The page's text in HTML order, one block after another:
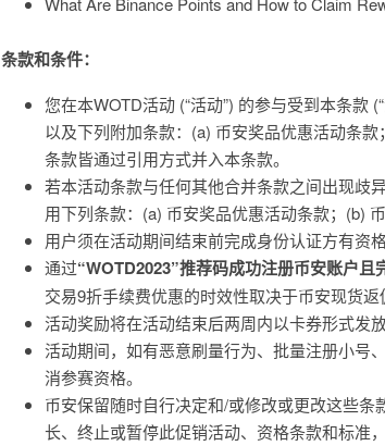
条款和条件：
您在本WOTD活动 (“活动”) 的参与受到本条款
以及下列附加条款：(a) 币安奖品优惠活动条
条款皆通过引用方式并入本条款。
若本活动条款与任何其他合并条款之间出现歧
用下列条款：(a) 币安奖品优惠活动条款；(b)
用户须在活动期间结束前完成身份认证方有资格
通过“WOTD2023”推荐码成功注册币安账户且
交易9折手续费优惠的时效性取决于币安现货返
活动奖励将在活动结束后两周内以卡券形式发
活动期间，如有恶意刷量行为、批量注册小号
消参赛资格。
币安保留随时自行决定和/或修改或更改这些
长、终止或暂停此促销活动、资格条款和标准